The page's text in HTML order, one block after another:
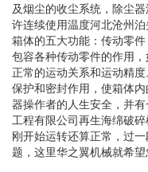
及烟尘的收尘系统，除尘
许连续使用温度河北沧州
箱体的五大功能：传动零
包容各种传动零件的作用
正常的运动关系和运动精
保护和密封作用，使箱体
器操作者的人生安全，并
工程有限公司再生海绵破
刚开始运转还算正常，过
题，这里华之翼机械就希望